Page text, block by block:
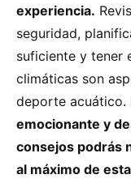
experiencia.
seguridad,
suficiente y tener
climáticas son
deporte acuático.
emocionante y
consejos podrás
al máximo de